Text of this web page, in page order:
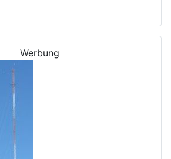
Werbung